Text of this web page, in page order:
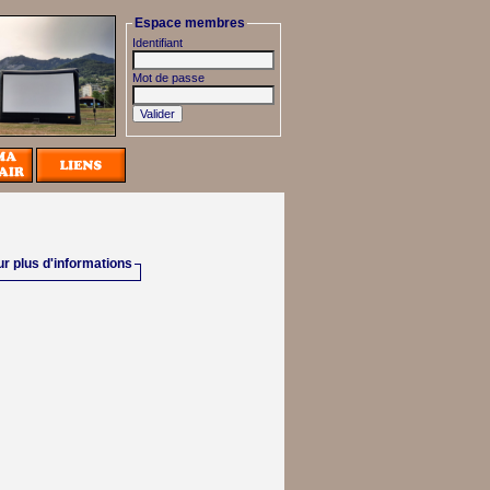
Espace membres
Identifiant
Mot de passe
plus d'informations